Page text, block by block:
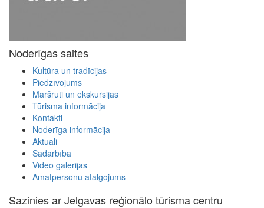
Noderīgas saites
Kultūra un tradīcijas
Piedzīvojums
Maršruti un ekskursijas
Tūrisma informācija
Kontakti
Noderīga informācija
Aktuāli
Sadarbība
Video galerijas
Amatpersonu atalgojums
Sazinies ar Jelgavas reģionālo tūrisma centru